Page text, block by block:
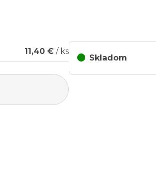
11,40 € / ks
Skladom